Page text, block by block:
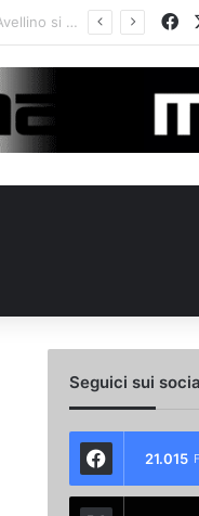
D’Agostino e Nesta: “Che questa passione ci accompagni durante la stagione”. Su mercato e stadio…
Seguici sui
21.015